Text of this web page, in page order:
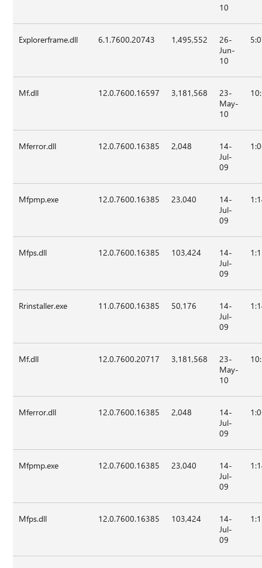
10
Explorerframe.dll 6.1.7600.20743 1,495,552
26-
Jun-
10
Mf.dll 12.0.7600.16597 3,181,568
23-
May-
10
Mferror.dll 12.0.7600.16385 2,048
14-
Jul-
09
Mfpmp.exe 12.0.7600.16385 23,040
14-
Jul-
09
Mfps.dll 12.0.7600.16385 103,424
14-
Jul-
09
Rrinstaller.exe 11.0.7600.16385 50,176
14-
Jul-
09
Mf.dll 12.0.7600.20717 3,181,568
23-
May-
10
Mferror.dll 12.0.7600.16385 2,048
14-
Jul-
09
Mfpmp.exe 12.0.7600.16385 23,040
14-
Jul-
09
Mfps.dll 12.0.7600.16385 103,424
14-
Jul-
09